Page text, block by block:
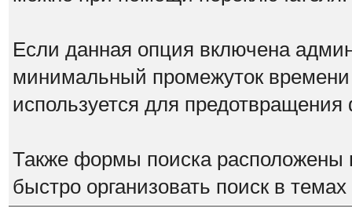
Если данная опция включена
минимальный промежуток
используется для
Также формы поиска расположены
быстро организовать поиск в